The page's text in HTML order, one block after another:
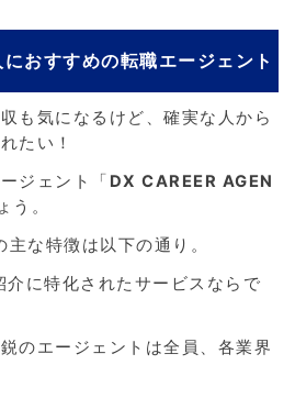
おすすめの転職エージェント
も気になるけど、確実な人から
たい！
ジェント「 DX CAREER AGEN
う。
な特徴は以下の通り。
介に特化されたサービスならで
のエージェントは全員、各業界